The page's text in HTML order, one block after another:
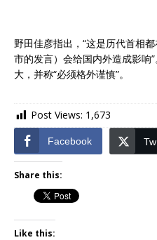
野田佳彦指出，“这是历代首相
市的发言）会给国内外造成影响
大，并称“必须格外谨慎”。
Post Views: 1,673
Facebook
Share this:
Like this: